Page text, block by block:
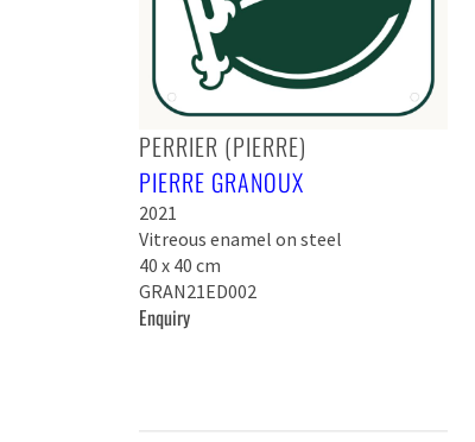
PERRIER (PIERRE)
PIERRE GRANOUX
2021
Vitreous enamel on steel
40 x 40 cm
GRAN21ED002
Enquiry